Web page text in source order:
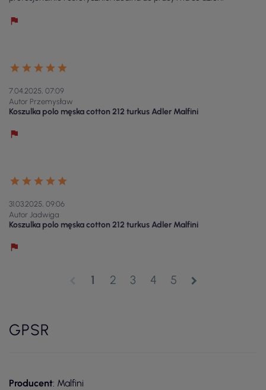
7.04.2025, 07:09
Autor Przemysław
Koszulka polo męska cotton 212 turkus Adler Malfini
31.03.2025, 09:06
Autor Jadwiga
Koszulka polo męska cotton 212 turkus Adler Malfini
1 2 3 4 5 chevron_right
GPSR
Producent: Malfini